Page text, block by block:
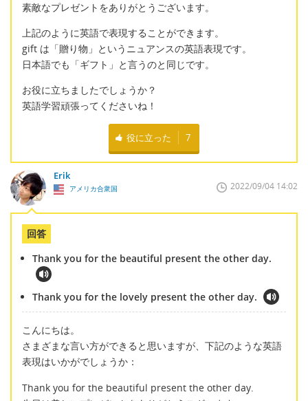
素敵なプレゼントをありがとうございます。
上記のように英語で表現することができます。
gift は「贈り物」というニュアンスの英語表現です。
日本語でも「ギフト」と言うのと同じです。
お役に立ちましたでしょうか？
英語学習頑張ってくださいね！
役に立った 7
Erik
アメリカ合衆国 2022/09/04 14:02
回答
Thank you for the beautiful present the other day.
Thank you for the lovely present the other day.
こんにちは。
さまざまな言い方ができると思いますが、下記のような英語
表現はいかがでしょうか：
Thank you for the beautiful present the other day.